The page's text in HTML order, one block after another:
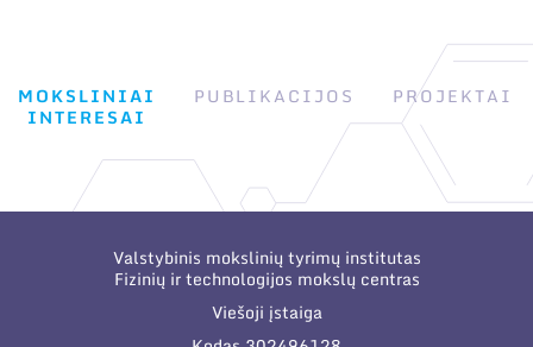
Nuorodos
Narystė nacionalinėse ir tarptautinėse
organizacijose bei asociacijose
Mokslininkai emeritai
Darbuotojų kontaktai
MOKSLINIAI
INTERESAI
PUBLIKACIJOS PROJEKTAI
Valstybinis mokslinių tyrimų institutas
Fizinių ir technologijos mokslų centras
Viešoji įstaiga